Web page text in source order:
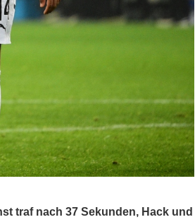
traf nach 37 Sekunden, Hack und